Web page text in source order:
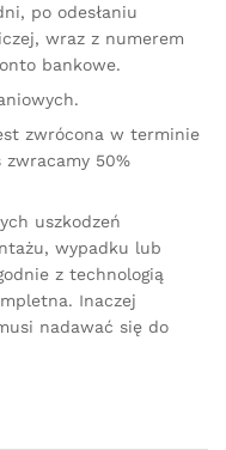
po odesłaniu
wraz z numerem
bankowe.
zwrócona w terminie
zwracamy 50%
uszkodzeń
wypadku lub
z technologią
Inaczej
nadawać się do